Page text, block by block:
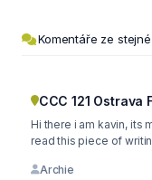
Komentáře ze
CCC 121 Ostrava
Hi there i am kavin, its my first
read this piece of
Archie